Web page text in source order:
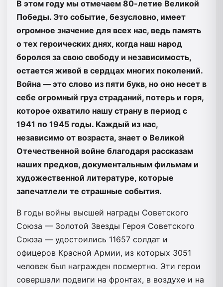
В этом году мы отмечаем 80-летие Великой
Победы. Это событие, безусловно, имеет
огромное значение для всех нас, ведь память
о тех героических днях, когда наш народ
боролся за свою свободу и независимость,
остается живой в сердцах многих поколений.
Война — это слово из пяти букв, но оно несет в
себе огромный груз страданий, потерь и горя,
которое охватило нашу страну в период с
1941 по 1945 годы. Каждый из нас,
независимо от возраста, знает о Великой
Отечественной войне благодаря рассказам
наших предков, документальным фильмам и
художественной литературе, которые
запечатлели те страшные события.
В годы войны высшей награды Советского
Союза — Золотой Звезды Героя Советского
Союза — удостоились 11657 солдат и
офицеров Красной Армии, из которых 3051
человек был награжден посмертно. Эти герои
совершали подвиги на фронтах, в воздухе и на